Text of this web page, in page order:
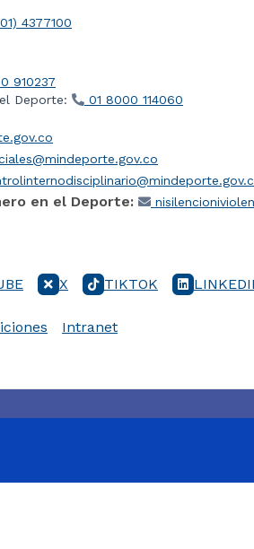
4377100
910237
Deporte:
01 8000 114060
en el Deporte:
X TIKTOK
Intranet